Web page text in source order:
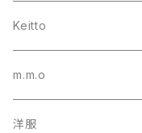
Keitto
m.m.o
洋服